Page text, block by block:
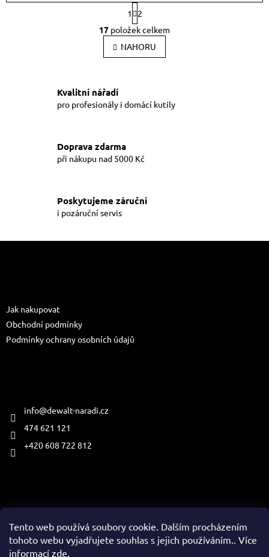
Tento web používá soubory cookie. Dalším procházením
tohoto webu vyjadřujete souhlas s jejich používáním.. Více
informací zde.
O
v
l
á
í
y
p
i
S
t
r
á
n
k
í
1
2
17 položek celkem
NAHORU
Kvalitní nářadí
pro profesionály i domácí kutily
Doprava zdarma
při nákupu nad 5000 Kč
Poskytujeme záruční
i pozáruční servis
Jak nakupovat
Obchodní podmínky
Podmínky ochrany osobních údajů
info@dewalt-naradi.cz
474 621 121
+420 608 722 812